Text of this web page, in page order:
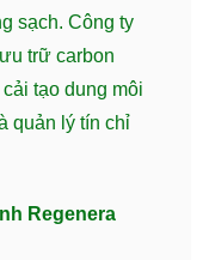
sạch. Công ty
trữ carbon
tạo dung môi
quản lý tín chỉ
Regenera